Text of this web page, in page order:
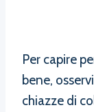
Per capire
bene,
chiazze di